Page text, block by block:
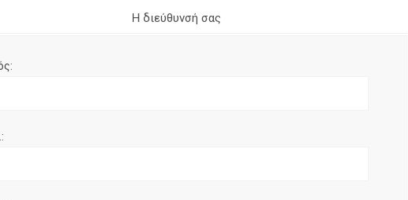
Η διεύθυνσή σας